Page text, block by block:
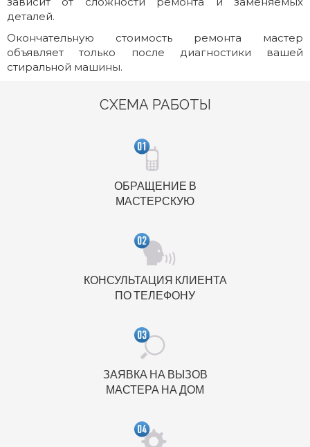
деталей.
Окончательную стоимость ремонта мастер
объявляет только после диагностики вашей
стиральной машины.
СХЕМА РАБОТЫ
ОБРАЩЕНИЕ В
МАСТЕРСКУЮ
КОНСУЛЬТАЦИЯ КЛИЕНТА
ПО ТЕЛЕФОНУ
ЗАЯВКА НА ВЫЗОВ
МАСТЕРА НА ДОМ